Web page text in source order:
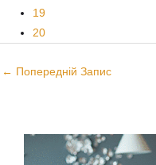
19
20
← Попередній Запис